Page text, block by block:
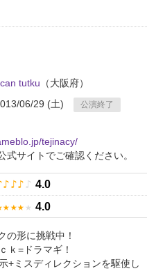
tutku （大阪府）
06/29 (土)
公演終了
tejinacy/
サイトでご確認ください。
♪ ♪ ♪ ♪ 4.0
★ ★ ★ ★ 4.0
の形に挑戦中！
ｋ=ドラマギ！
+ミスディレクションを駆使し